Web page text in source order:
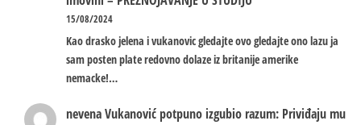
15/08/2024
Kao drasko jelena i vukanovic gledajte ovo gledajte ono lazu ja
sam posten plate redovno dolaze iz britanije amerike
nemacke!…
nevenaVukanović potpuno izgubio razum: Priviđaju mu